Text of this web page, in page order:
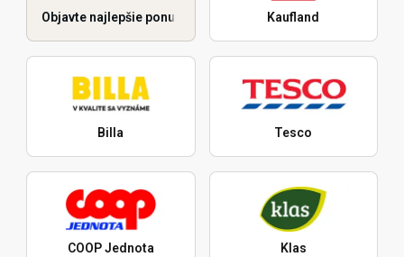
Objavte najlepšie ponuky Kaufland
Billa Tesco
COOP Jednota Klas